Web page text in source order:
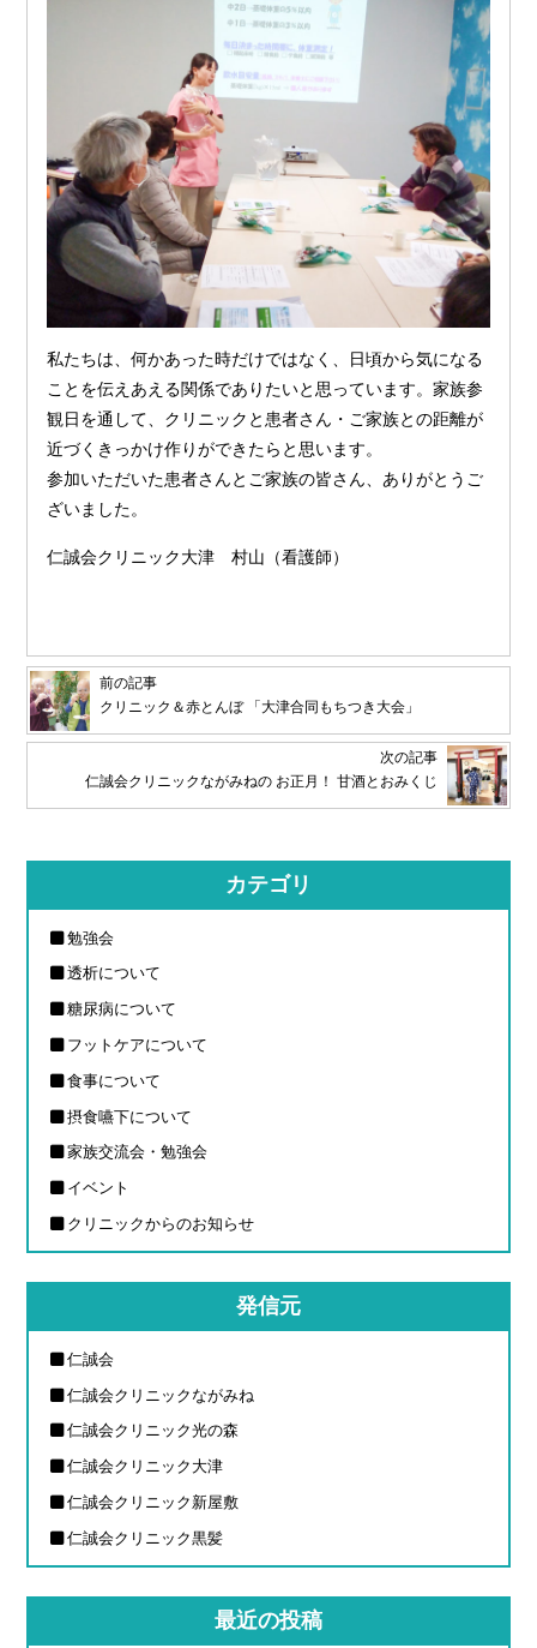
私たちは、何かあった時だけではなく、日頃から気になる
ことを伝えあえる関係でありたいと思っています。家族参
観日を通して、クリニックと患者さん・ご家族との距離が
近づくきっかけ作りができたらと思います。
参加いただいた患者さんとご家族の皆さん、ありがとうご
ざいました。
仁誠会クリニック大津 村山（看護師）
前の記事
クリニック＆赤とんぼ 「大津合同もちつき大会」
次の記事
仁誠会クリニックながみねの お正月！ 甘酒とおみくじ
カテゴリ
勉強会
透析について
糖尿病について
フットケアについて
食事について
摂食嚥下について
家族交流会・勉強会
イベント
クリニックからのお知らせ
発信元
仁誠会
仁誠会クリニックながみね
仁誠会クリニック光の森
仁誠会クリニック大津
仁誠会クリニック新屋敷
仁誠会クリニック黒髪
最近の投稿